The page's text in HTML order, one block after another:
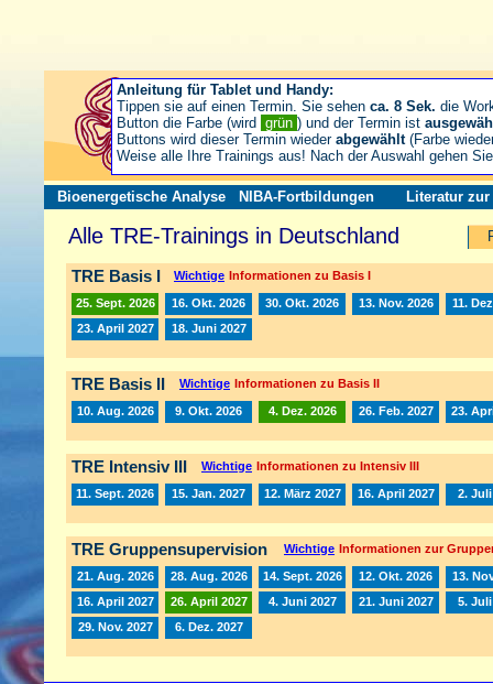
Bioenergetische Analyse NIBA-Fortbildungen Literatur zur
Alle TRE-Trainings in Deutschland
TRE Basis I Wichtige Informationen zu Basis I
25. Sept. 2026 16. Okt. 2026 30. Okt. 2026 13. Nov. 2026
11.
23. April 2027
18. Juni 2027
TRE Basis II Wichtige Informationen zu Basis II
10. Aug. 2026 9. Okt. 2026 4. Dez. 2026 26. Feb. 2027 23.
TRE Intensiv III Wichtige Informationen zu Intensiv III
11. Sept. 2026 15. Jan. 2027 12. März 2027 16. April 2027 2. Juli
TRE Gruppensupervision Wichtige Informationen zur
21. Aug. 2026 28. Aug. 2026 14. Sept. 2026 12. Okt. 2026
13.
16. April 2027
26. April 2027 4. Juni 2027 21. Juni 2027
5. Juli
29. Nov. 2027
6. Dez. 2027
Anleitung für Tablet und Handy:
Tippen sie auf einen Termin. Sie sehen ca. 8 Sek. die
Button die Farbe (wird grün ) und der Termin ist
Buttons wird dieser Termin wieder abgewählt(Farbe
Weise alle Ihre Trainings aus! Nach der Auswahl gehen